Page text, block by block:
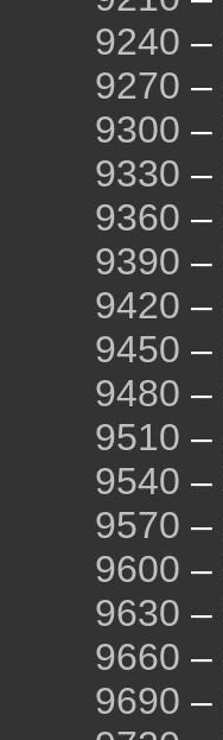
9240 –
9270 –
9300 –
9330 –
9360 –
9390 –
9420 –
9450 –
9480 –
9510 –
9540 –
9570 –
9600 –
9630 –
9660 –
9690 –